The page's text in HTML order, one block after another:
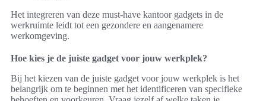
Het integreren van deze must-have kantoor gadgets in de
werkruimte leidt tot een gezondere en aangenamere
werkomgeving.
Hoe kies je de juiste gadget voor jouw werkplek?
Bij het kiezen van de juiste gadget voor jouw werkplek is het
belangrijk om te beginnen met het identificeren van specifieke